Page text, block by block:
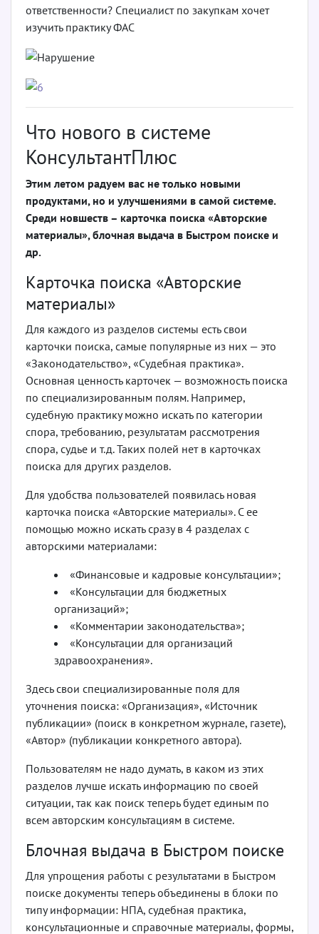
ответственности? Специалист по закупкам хочет
изучить практику ФАС
Что нового в системе
КонсультантПлюс
Этим летом радуем вас не только новыми
продуктами, но и улучшениями в самой системе.
Среди новшеств – карточка поиска «Авторские
материалы», блочная выдача в Быстром поиске и
др.
Карточка поиска «Авторские
материалы»
Для каждого из разделов системы есть свои
карточки поиска, самые популярные из них — это
«Законодательство», «Судебная практика».
Основная ценность карточек — возможность поиска
по специализированным полям. Например,
судебную практику можно искать по категории
спора, требованию, результатам рассмотрения
спора, судье и т.д. Таких полей нет в карточках
поиска для других разделов.
Для удобства пользователей появилась новая
карточка поиска «Авторские материалы». С ее
помощью можно искать сразу в 4 разделах с
авторскими материалами:
«Финансовые и кадровые консультации»;
«Консультации для бюджетных
организаций»;
«Комментарии законодательства»;
«Консультации для организаций
здравоохранения».
Здесь свои специализированные поля для
уточнения поиска: «Организация», «Источник
публикации» (поиск в конкретном журнале, газете),
«Автор» (публикации конкретного автора).
Пользователям не надо думать, в каком из этих
разделов лучше искать информацию по своей
ситуации, так как поиск теперь будет единым по
всем авторским консультациям в системе.
Блочная выдача в Быстром поиске
Для упрощения работы с результатами в Быстром
поиске документы теперь объединены в блоки по
типу информации: НПА, судебная практика,
консультационные и справочные материалы, формы,